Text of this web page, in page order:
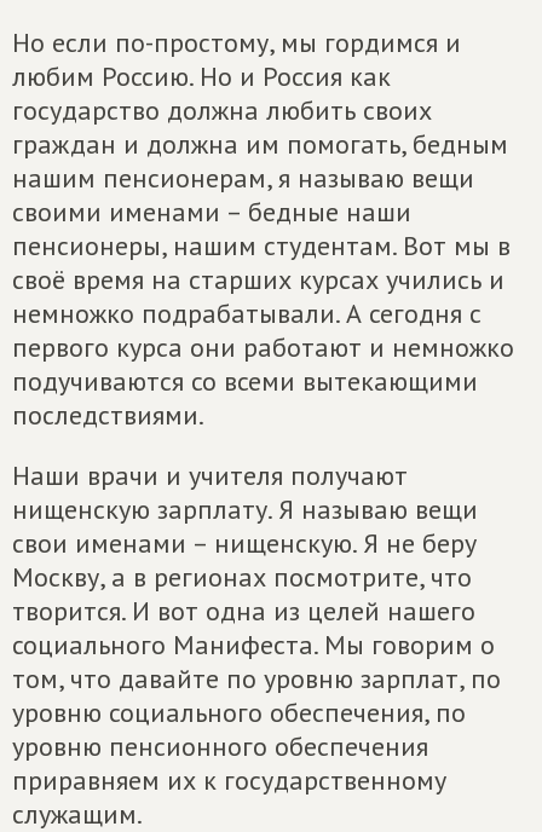
Но если по-простому, мы гордимся и
любим Россию. Но и Россия как
государство должна любить своих
граждан и должна им помогать, бедным
нашим пенсионерам, я называю вещи
своими именами – бедные наши
пенсионеры, нашим студентам. Вот мы в
своё время на старших курсах учились и
немножко подрабатывали. А сегодня с
первого курса они работают и немножко
подучиваются со всеми вытекающими
последствиями.
Наши врачи и учителя получают
нищенскую зарплату. Я называю вещи
свои именами – нищенскую. Я не беру
Москву, а в регионах посмотрите, что
творится. И вот одна из целей нашего
социального Манифеста. Мы говорим о
том, что давайте по уровню зарплат, по
уровню социального обеспечения, по
уровню пенсионного обеспечения
приравняем их к государственному
служащим.